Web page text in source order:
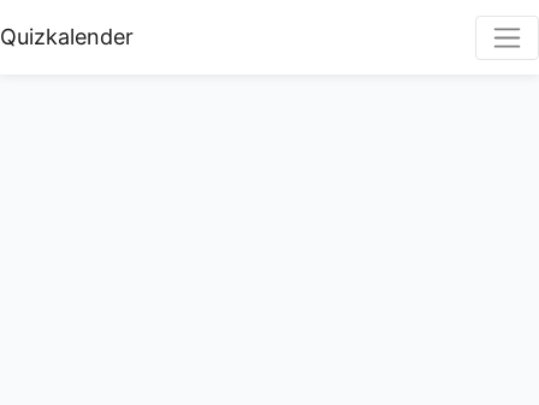
Quizkalender